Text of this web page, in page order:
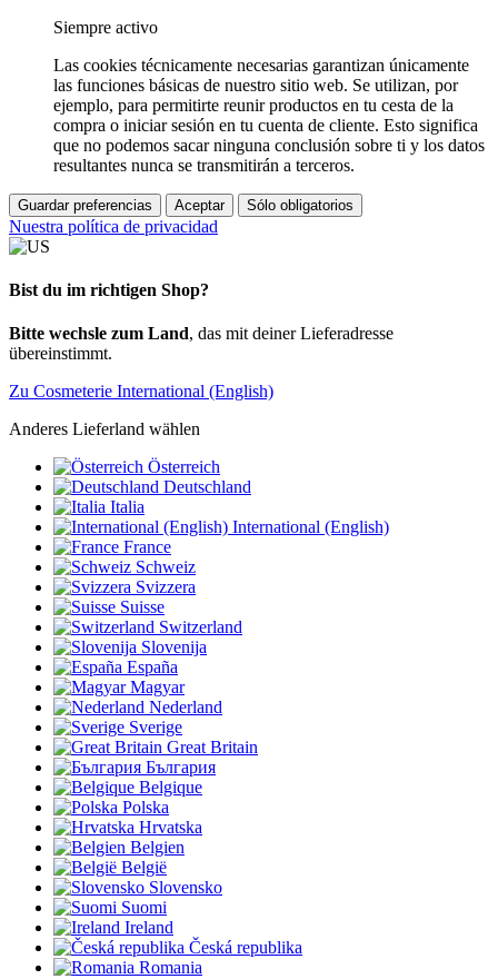
Siempre activo
Las cookies técnicamente necesarias garantizan únicamente
las funciones básicas de nuestro sitio web. Se utilizan, por
ejemplo, para permitirte reunir productos en tu cesta de la
compra o iniciar sesión en tu cuenta de cliente. Esto significa
que no podemos sacar ninguna conclusión sobre ti y los datos
resultantes nunca se transmitirán a terceros.
Guardar preferencias Aceptar Sólo obligatorios
Nuestra política de privacidad
Bist du im richtigen Shop?
Bitte wechsle zum Land, das mit deiner Lieferadresse
übereinstimmt.
Zu Cosmeterie International (English)
Anderes Lieferland wählen
Österreich
Deutschland
Italia
International (English)
France
Schweiz
Svizzera
Suisse
Switzerland
Slovenija
España
Magyar
Nederland
Sverige
Great Britain
България
Belgique
Polska
Hrvatska
Belgien
België
Slovensko
Suomi
Ireland
Česká republika
Romania